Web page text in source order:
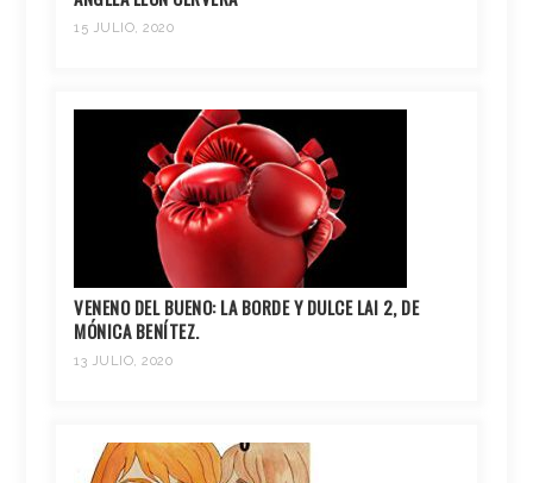
15 JULIO, 2020
VENENO DEL BUENO: LA BORDE Y DULCE LAI 2, DE
MÓNICA BENÍTEZ.
13 JULIO, 2020